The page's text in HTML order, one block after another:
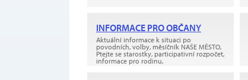
INFORMACE PRO OBČANY
Aktuální informace k situaci po
povodních, volby, měsíčník NAŠE MĚSTO,
Ptejte se starostky, participativní rozpočet,
informace pro rodinu,